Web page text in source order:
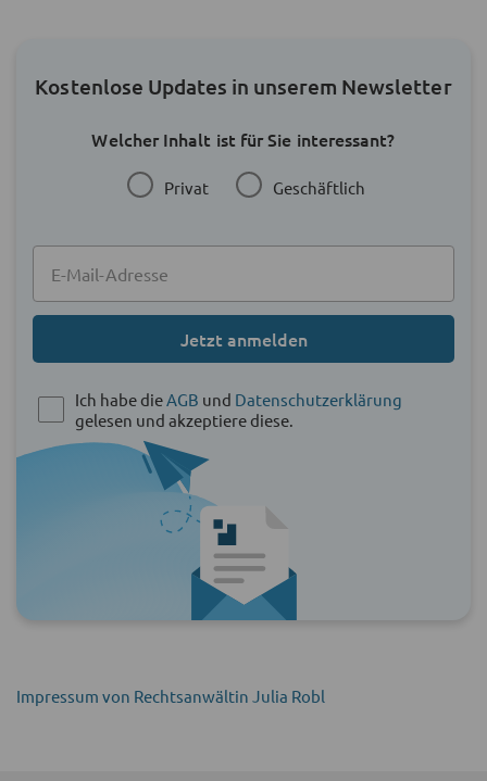
Kostenlose Updates in unserem Newsletter
Welcher Inhalt ist für Sie interessant?
Privat Geschäftlich
Jetzt anmelden
Ich habe dieAGB und Datenschutzerklärung
gelesen und akzeptiere diese.
Impressum von Rechtsanwältin Julia Robl